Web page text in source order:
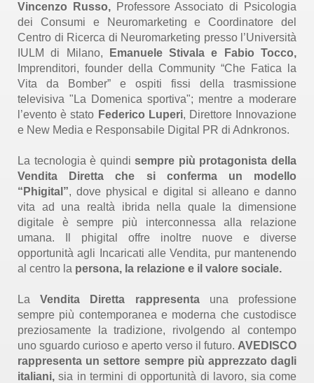
Vincenzo Russo,Professore Associato di Psicologia
dei Consumi e Neuromarketing e Coordinatore del
Centro di Ricerca di Neuromarketing presso l’Università
IULM di Milano,
Emanuele Stivala e Fabio Tocco,
Imprenditori, founder della Community “Che Fatica la
Vita da Bomber” e ospiti fissi della trasmissione
televisiva "La Domenica sportiva"; mentre a moderare
l’evento è stato Federico Luperi, Direttore Innovazione
e New Media e Responsabile Digital PR di Adnkronos.
La tecnologia è quindisempre più protagonista della
Vendita Diretta che si conferma un modello
“Phigital”, dove physical e digital si alleano e danno
vita ad una realtà ibrida nella quale la dimensione
digitale è sempre più interconnessa alla relazione
umana. Il phigital offre inoltre nuove e diverse
opportunità agli Incaricati alle Vendita, pur mantenendo
al centro la persona, la relazione e il valore sociale.
LaVendita Diretta rappresenta una professione
sempre più contemporanea e moderna che custodisce
preziosamente la tradizione, rivolgendo al contempo
uno sguardo curioso e aperto verso il futuro. AVEDISCO
rappresenta un settore sempre più apprezzato dagli
italiani, sia in termini di opportunità di lavoro, sia come